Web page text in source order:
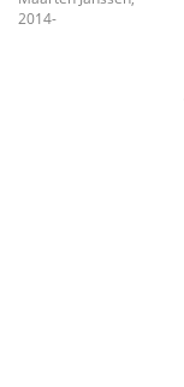
2014-